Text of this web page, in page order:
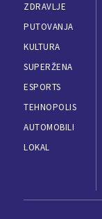
ZDRAVLJE
PUTOVANJA
KULTURA
SUPERŽENA
ESPORTS
TEHNOPOLIS
AUTOMOBILI
LOKAL